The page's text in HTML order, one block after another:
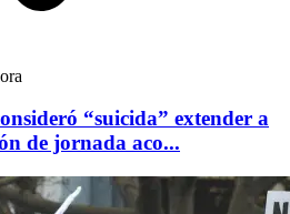
“suicida” extender a
de jornada aco...